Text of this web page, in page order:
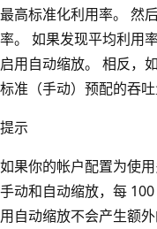
最高标准化利用率。 然
率。 如果发现平均利用
启用自动缩放。 相反，
标准（手动）预配的吞吐
提示
如果你的帐户配置为使
手动和自动缩放，每
用自动缩放不会产生额